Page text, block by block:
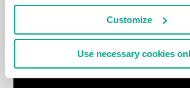
Customize
Use necessary cookies